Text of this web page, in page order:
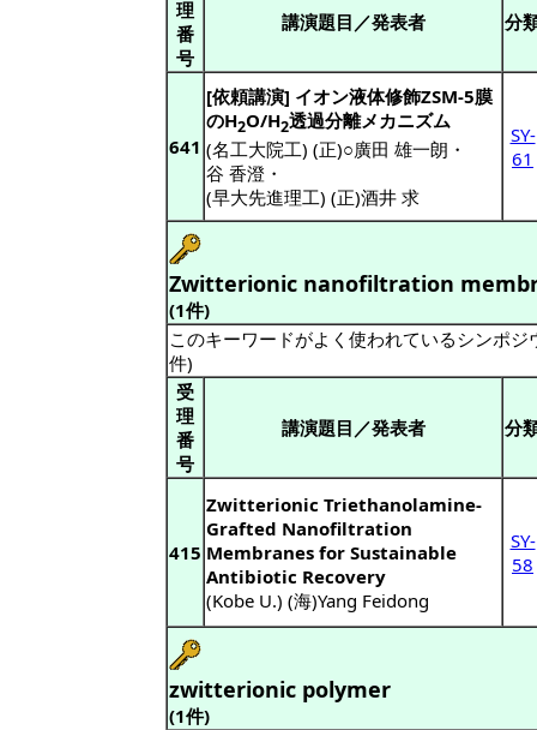
理
番
号
講演題目／発表者 分
641
[依頼講演] イオン液体修飾ZSM-5膜
のH2O/H2透過分離メカニズム
(名工大院工) (正)○廣田 雄一朗 ・
谷 香澄 ・
(早大先進理工) (正)酒井 求
SY-
61
Zwitterionic nanofiltration
(1件)
このキーワードがよく使われているシンポ
件)
受
理
番
号
講演題目／発表者 分
415
Zwitterionic Triethanolamine-
Grafted Nanofiltration
Membranes for Sustainable
Antibiotic Recovery
(Kobe U.) (海)Yang Feidong
SY-
58
zwitterionic polymer
(1件)